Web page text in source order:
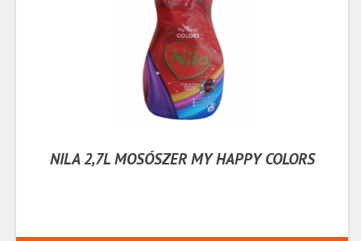
NILA 2,7L MOSÓSZER MY HAPPY COLORS